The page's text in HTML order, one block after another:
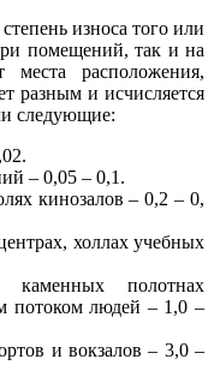
износа того или
помещений, так и на
расположения,
разным и исчисляется
следующие:
– 0,05 – 0,1.
кинозалов – 0,2 – 0,
холлах учебных
полотнах
потоком людей – 1,0 –
и вокзалов – 3,0 –